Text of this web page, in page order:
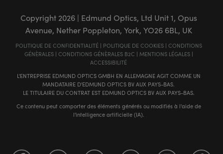
Copyright 2026| Edmund Optics, Ltd Unit 1, Opus
Avenue, Nether Poppleton, York, YO26 6BL, UK
POLITIQUE DE CONFIDENTIALITÉ| POLITIQUE DE COOKIES| CONDITIONS
GÉNÈRALES| CONDITIONS GÉNÈRALES B2C | MENTIONS LÉGALES|
ACCESSIBILITÉ
L'ENTREPRISE EDMUND OPTICS GMBH EN ALLEMAGNE AGIT COMME UN
MANDATAIRE D'EDMUND OPTICS BV AUX PAYS-BAS.
LE TITULAIRE DU CONTRAT EST EDMUND OPTICS BV AUX PAYS-BAS.
Ce contenu peut comporter des éléments générés ou modifiés à l'aide de
l'intelligence artificielle (IA).